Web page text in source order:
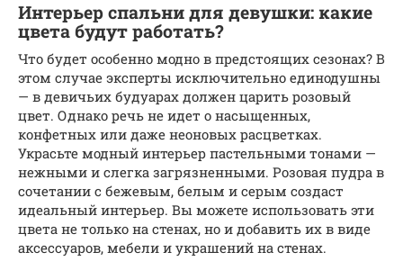
Интерьер спальни для девушки: какие
цвета будут работать?
Что будет особенно модно в предстоящих сезонах? В
этом случае эксперты исключительно единодушны
— в девичьих будуарах должен царить розовый
цвет. Однако речь не идет о насыщенных,
конфетных или даже неоновых расцветках.
Украсьте модный интерьер пастельными тонами —
нежными и слегка загрязненными. Розовая пудра в
сочетании с бежевым, белым и серым создаст
идеальный интерьер. Вы можете использовать эти
цвета не только на стенах, но и добавить их в виде
аксессуаров, мебели и украшений на стенах.